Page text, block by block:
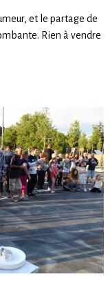
et le partage de
Rien à vendre